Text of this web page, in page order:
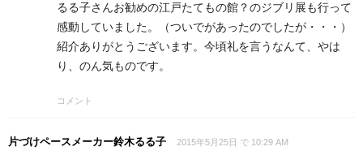
るる子さんお勧めの江戸たてもの館？のジブリ展も行って
感動していました。（ついでがあったのでしたが・・・）
紹介ありがとうございます。今頃礼を言うなんて、やは
り、のん気ものです。
コメント
片づけペースメーカー鈴木るる子 2015年5月25日 で 10:29 AM